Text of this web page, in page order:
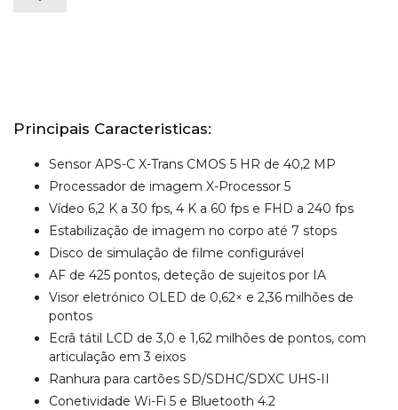
Principais Caracteristicas:
Sensor APS-C X-Trans CMOS 5 HR de 40,2 MP
Processador de imagem X-Processor 5
Vídeo 6,2 K a 30 fps, 4 K a 60 fps e FHD a 240 fps
Estabilização de imagem no corpo até 7 stops
Disco de simulação de filme configurável
AF de 425 pontos, deteção de sujeitos por IA
Visor eletrónico OLED de 0,62× e 2,36 milhões de
pontos
Ecrã tátil LCD de 3,0 e 1,62 milhões de pontos, com
articulação em 3 eixos
Ranhura para cartões SD/SDHC/SDXC UHS-II
Conetividade Wi-Fi 5 e Bluetooth 4.2